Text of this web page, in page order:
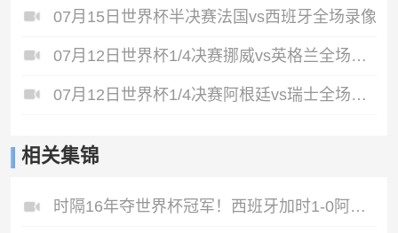
07月15日世界杯半决赛法国vs西班牙全场录像
07月12日世界杯1/4决赛挪威vs英格兰全场录像
07月12日世界杯1/4决赛阿根廷vs瑞士全场录像
相关集锦
时隔16年夺世界杯冠军！西班牙加时1-0阿根廷费兰制胜恩佐染红